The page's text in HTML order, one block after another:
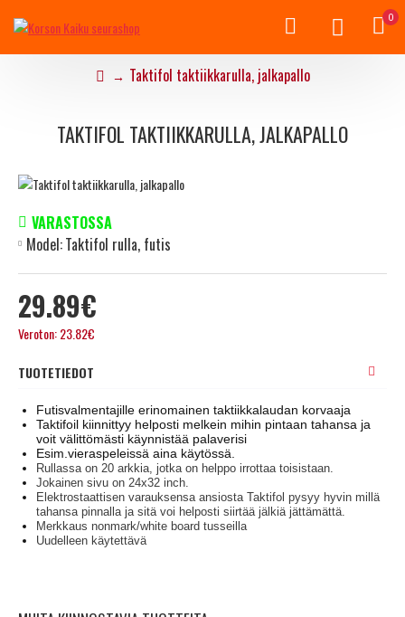
0
Taktifol taktiikkarulla, jalkapallo
TAKTIFOL TAKTIIKKARULLA, JALKAPALLO
29.89€
Veroton: 23.82€
VARASTOSSA
Model:Taktifol rulla, futis
TUOTETIEDOT
Futisvalmentajille erinomainen taktiikkalaudan korvaaja
Taktifoil kiinnittyy helposti melkein mihin pintaan tahansa ja
voit välittömästi käynnistää palaverisi
Esim.vieraspeleissä aina käytössä.
Rullassa on 20 arkkia, jotka on helppo irrottaa toisistaan.
Jokainen sivu on 24x32 inch.
Elektrostaattisen varauksensa ansiosta Taktifol pysyy hyvin millä
tahansa pinnalla ja sitä voi helposti siirtää jälkiä jättämättä.
Merkkaus nonmark/white board tusseilla
Uudelleen käytettävä